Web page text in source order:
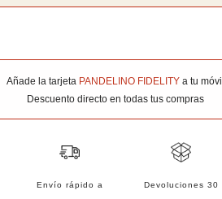
Añade la tarjeta PANDELINO FIDELITY a tu móvil
Descuento directo en todas tus compras
Envío rápido a Devoluciones 30